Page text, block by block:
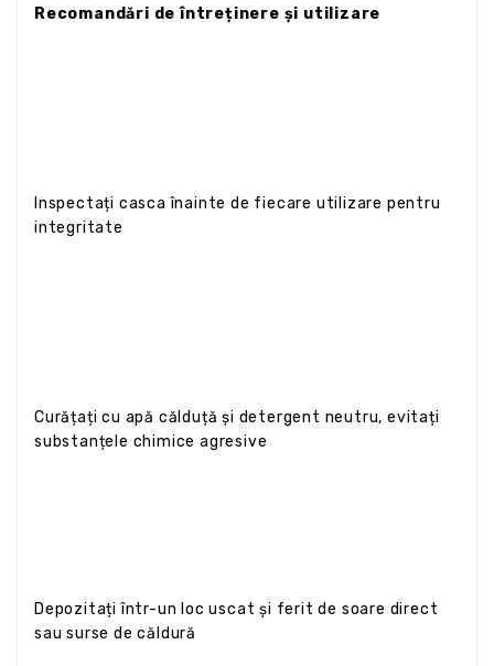
Recomandări de întreținere și utilizare
Inspectați casca înainte de fiecare utilizare pentru
integritate
Curățați cu apă călduță și detergent neutru, evitați
substanțele chimice agresive
Depozitați într-un loc uscat și ferit de soare direct
sau surse de căldură